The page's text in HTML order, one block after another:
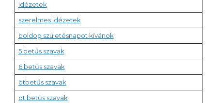
idézetek
szerelmes idézetek
boldog születésnapot kívánok
5 betűs szavak
6 betűs szavak
ötbetűs szavak
öt betűs szavak